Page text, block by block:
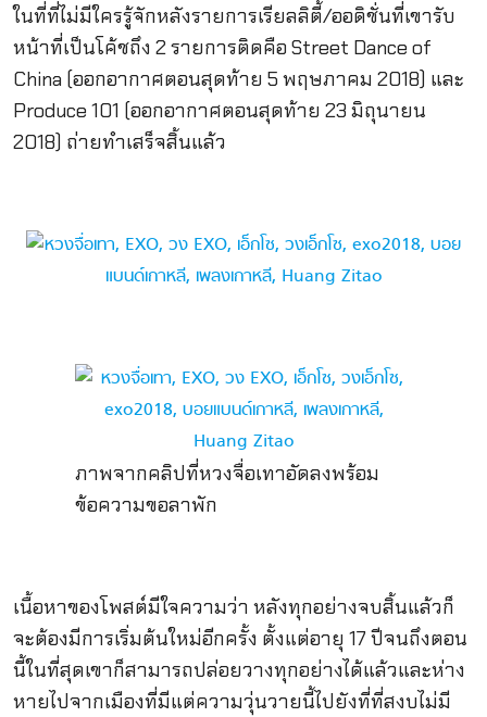
ในที่ที่ไม่มีใครรู้จักหลังรายการเรียลลิตี้/ออดิชั่นที่เขารับ
หน้าที่เป็นโค้ชถึง 2 รายการติดคือ Street Dance of
China (ออกอากาศตอนสุดท้าย 5 พฤษภาคม 2018) และ
Produce 101 (ออกอากาศตอนสุดท้าย 23 มิถุนายน
2018) ถ่ายทำเสร็จสิ้นแล้ว
ภาพจากคลิปที่หวงจื่อเทาอัดลงพร้อม
ข้อความขอลาพัก
เนื้อหาของโพสต์มีใจความว่า หลังทุกอย่างจบสิ้นแล้วก็
จะต้องมีการเริ่มต้นใหม่อีกครั้ง ตั้งแต่อายุ 17 ปีจนถึงตอน
นี้ในที่สุดเขาก็สามารถปล่อยวางทุกอย่างได้แล้วและห่าง
หายไปจากเมืองที่มีแต่ความวุ่นวายนี้ไปยังที่ที่สงบไม่มี